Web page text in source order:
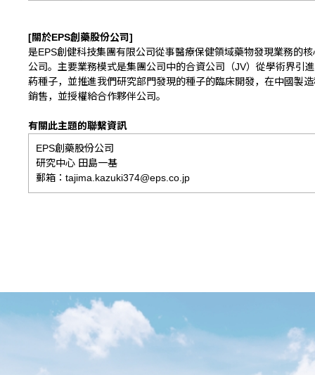
[關於EPS創藥股份公司]
是EPS創健科技集團有限公司從事醫療保健領域藥物發現業務的核
公司。主要業務模式是集團公司中的合資公司（JV）從學術界引
葯種子，並推進我們研究部門發現的種子的臨床開發，在中國製
銷售，並授權給合作夥伴公司。
有關此主題的聯繫資訊
EPS創藥股份公司
研究中心 田島一基
郵箱：tajima.kazuki374@eps.co.jp